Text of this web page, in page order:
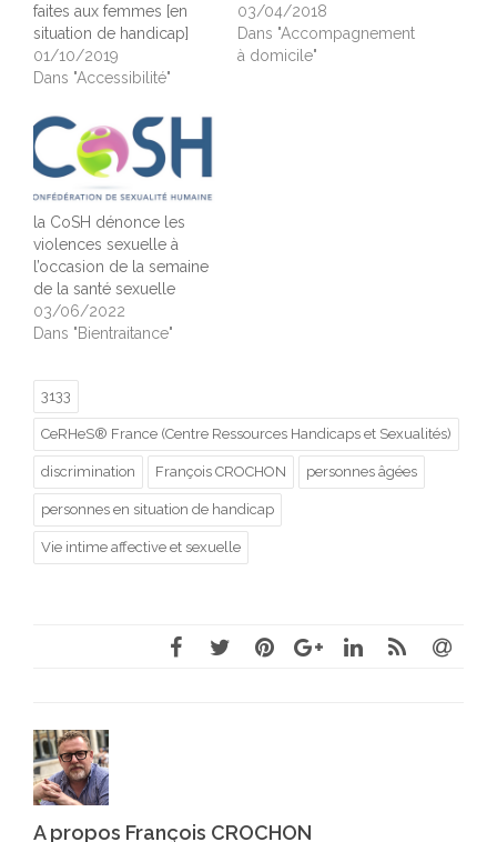
faites aux femmes [en
situation de handicap]
01/10/2019
Dans "Accessibilité"
03/04/2018
Dans "Accompagnement
à domicile"
la CoSH dénonce les
violences sexuelle à
l’occasion de la semaine
de la santé sexuelle
03/06/2022
Dans "Bientraitance"
3133
CeRHeS® France (Centre Ressources Handicaps et Sexualités)
discrimination François CROCHON personnes âgées
personnes en situation de handicap
Vie intime affective et sexuelle
A propos François CROCHON